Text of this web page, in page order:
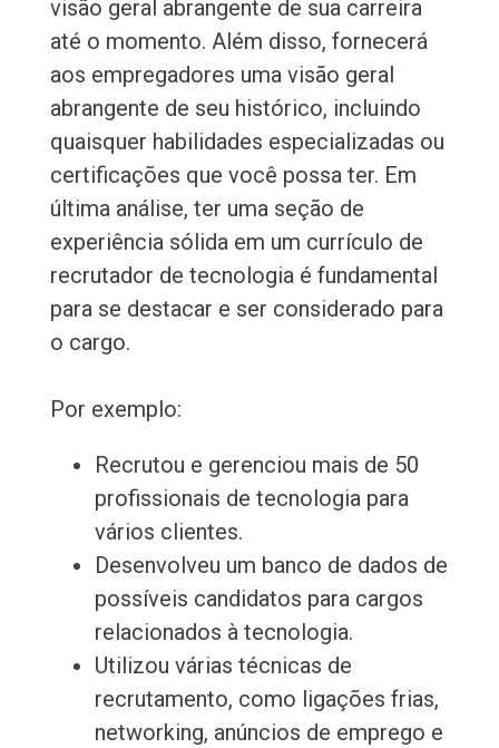
visão geral abrangente de sua carreira
até o momento. Além disso, fornecerá
aos empregadores uma visão geral
abrangente de seu histórico, incluindo
quaisquer habilidades especializadas ou
certificações que você possa ter. Em
última análise, ter uma seção de
experiência sólida em um currículo de
recrutador de tecnologia é fundamental
para se destacar e ser considerado para
o cargo.
Por exemplo:
Recrutou e gerenciou mais de 50
profissionais de tecnologia para
vários clientes.
Desenvolveu um banco de dados de
possíveis candidatos para cargos
relacionados à tecnologia.
Utilizou várias técnicas de
recrutamento, como ligações frias,
networking, anúncios de emprego e